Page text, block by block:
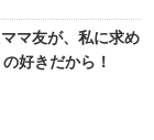
マ友が、私に求め
好きだから！